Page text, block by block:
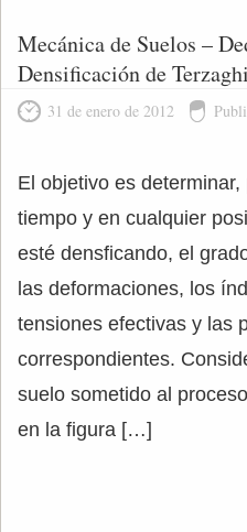
Mecánica de Suelos –
Densificación de Terzaghi
31 de enero de 2012
El objetivo es
tiempo y en cualquier
esté densficando, el
las deformaciones, los
tensiones efectivas y las
correspondientes.
suelo sometido al
en la figura […]